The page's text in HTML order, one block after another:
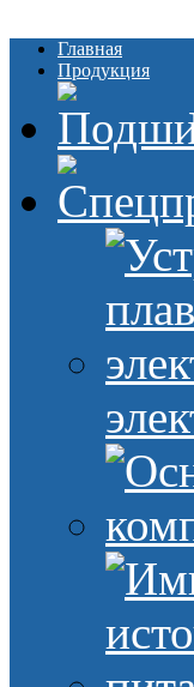
Главная
Продукция